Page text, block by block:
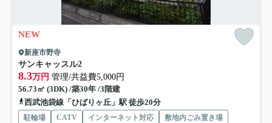
NEW
新座市野寺
サンキャッスル2
8.3万円 管理/共益費5,000円
56.73㎡ (3DK) /築30年 /3階建
西武池袋線「ひばりヶ丘」駅 徒歩20分
駐輪場 CATV インターネット対応
敷地内ごみ置き場